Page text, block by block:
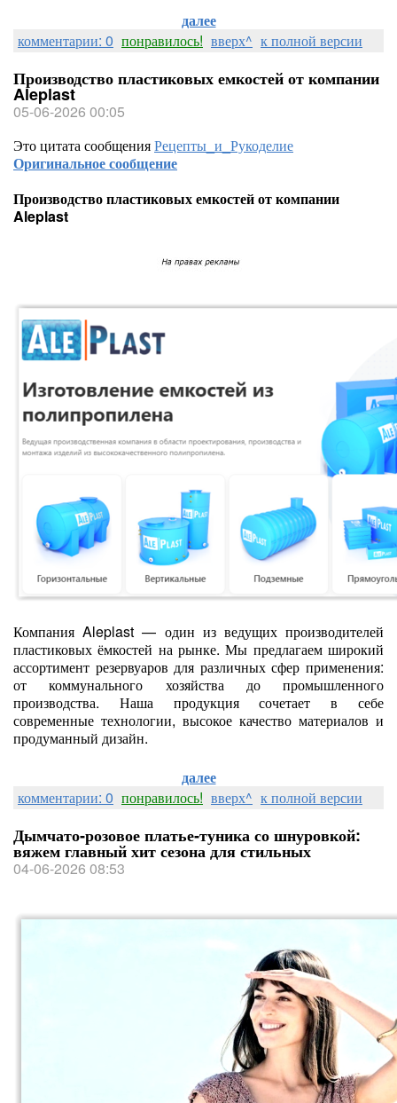
далее
комментарии: 0 понравилось! вверх^ к полной версии
Производство пластиковых емкостей от компании
Aleplast
05-06-2026 00:05
Это цитата сообщенияРецепты_и_Рукоделие
Оригинальное сообщение
Производство пластиковых емкостей от компании
Aleplast
Компания Aleplast — один из ведущих производителей
пластиковых ёмкостей на рынке. Мы предлагаем широкий
ассортимент резервуаров для различных сфер применения:
от коммунального хозяйства до промышленного
производства. Наша продукция сочетает в себе
современные технологии, высокое качество материалов и
продуманный дизайн.
далее
комментарии: 0 понравилось! вверх^ к полной версии
Дымчато‑розовое платье‑туника со шнуровкой:
вяжем главный хит сезона для стильных
04-06-2026 08:53